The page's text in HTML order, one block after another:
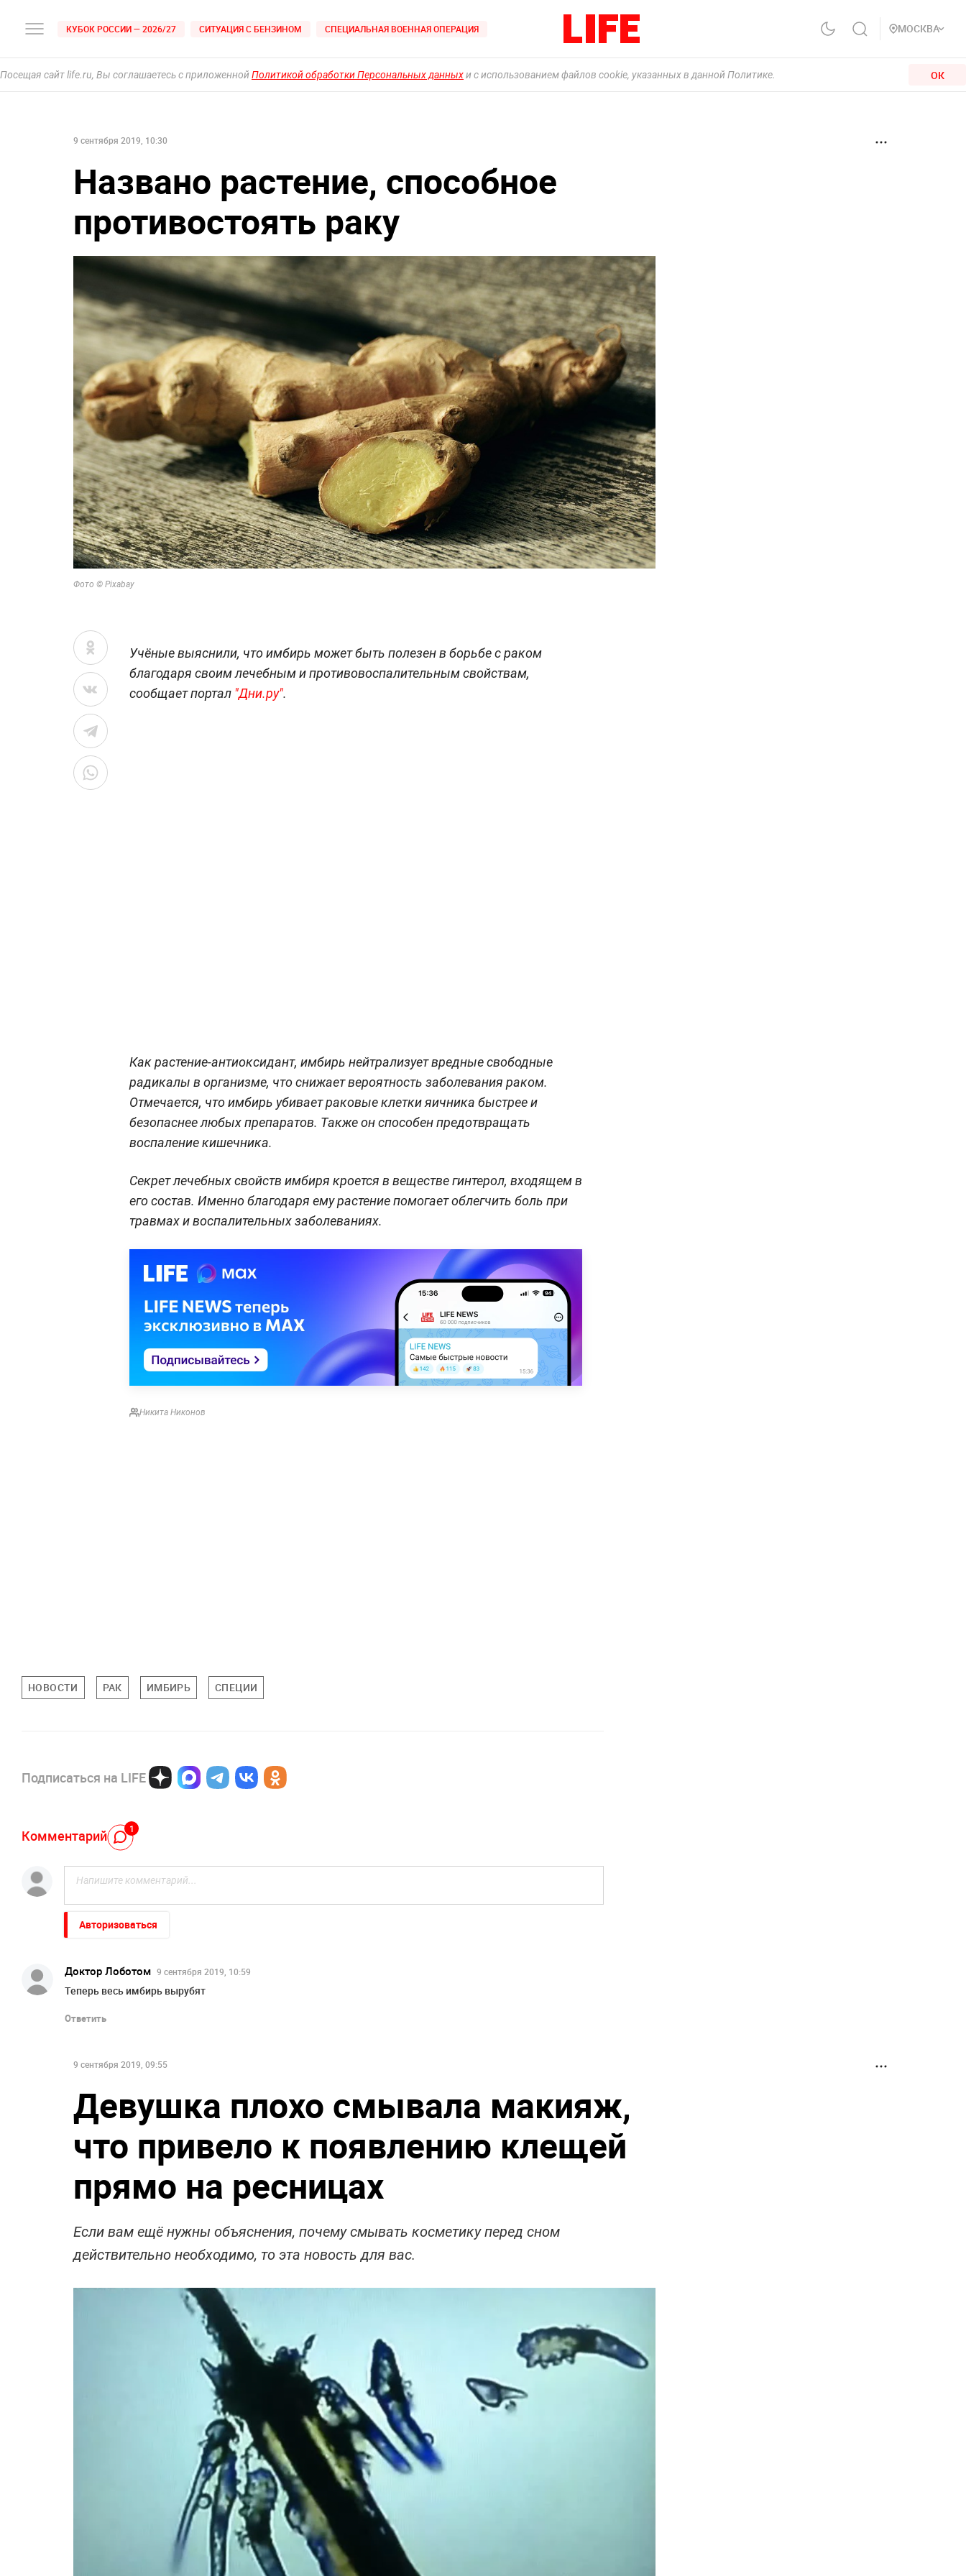
КУБОК РОССИИ — 2026/27 СИТУАЦИЯ С БЕНЗИНОМ СПЕЦИАЛЬНАЯ ВОЕННАЯ ОПЕРАЦИЯ МОСКВА
Посещая сайт life.ru, Вы соглашаетесь с приложеннойПолитикой обработки Персональных данныхи с использованием файлов cookie, указанных в данной Политике. ОК
9 сентября 2019, 10:30
Названо растение, способное
противостоять раку
Фото © Pixabay
Учёные выяснили, что имбирь может быть полезен в борьбе с раком
благодаря своим лечебным и противовоспалительным свойствам,
сообщает портал "Дни.ру".
Как растение-антиоксидант, имбирь нейтрализует вредные свободные
радикалы в организме, что снижает вероятность заболевания раком.
Отмечается, что имбирь убивает раковые клетки яичника быстрее и
безопаснее любых препаратов. Также он способен предотвращать
воспаление кишечника.
Секрет лечебных свойств имбиря кроется в веществе гинтерол, входящем в
его состав. Именно благодаря ему растение помогает облегчить боль при
травмах и воспалительных заболеваниях.
Никита Никонов
НОВОСТИ РАК ИМБИРЬ СПЕЦИИ
Подписаться на LIFE
Комментарий 1
Авторизоваться
Доктор Лоботом 9 сентября 2019, 10:59
Теперь весь имбирь вырубят
Ответить
9 сентября 2019, 09:55
Девушка плохо смывала макияж,
что привело к появлению клещей
прямо на ресницах
Если вам ещё нужны объяснения, почему смывать косметику перед сном
действительно необходимо, то эта новость для вас.